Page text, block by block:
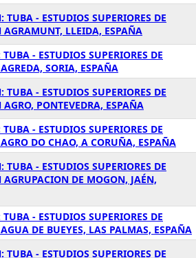
TUBA - ESTUDIOS SUPERIORES DE
AGRAMUNT, LLEIDA, ESPAÑA
- ESTUDIOS SUPERIORES DE
SORIA, ESPAÑA
TUBA - ESTUDIOS SUPERIORES DE
PONTEVEDRA, ESPAÑA
- ESTUDIOS SUPERIORES DE
DO CHAO, A CORUÑA, ESPAÑA
TUBA - ESTUDIOS SUPERIORES DE
DE MOGON, JAÉN,
- ESTUDIOS SUPERIORES DE
DE BUEYES, LAS PALMAS, ESPAÑA
TUBA - ESTUDIOS SUPERIORES DE